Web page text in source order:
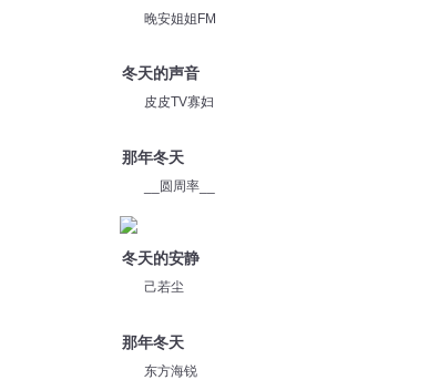
晚安姐姐FM
冬天的声音
皮皮TV寡妇
那年冬天
__圆周率__
冬天的安静
己若尘
那年冬天
东方海锐